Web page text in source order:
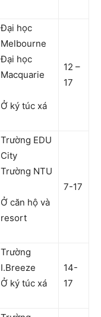
Đại học
Melbourne
Đại học
Macquarie
Ở ký túc xá
12 –
17
Trường EDU
City
Trường NTU
Ở căn hộ và
resort
7-17
Trường
I.Breeze
Ở ký túc xá
14-
17